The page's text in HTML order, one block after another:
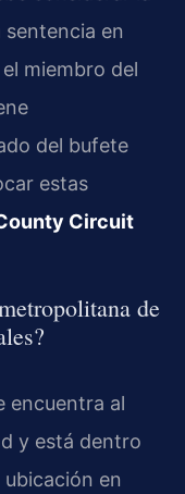
en
miembro del
del bufete
estas
Circuit
de
encuentra al
y está dentro
en